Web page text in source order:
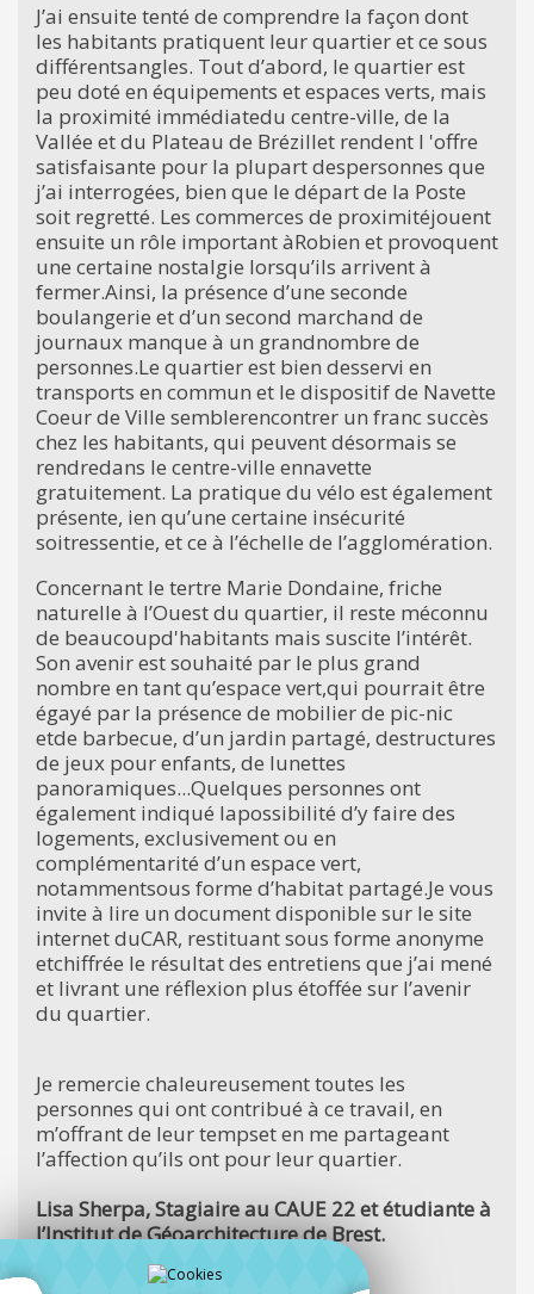
J’ai ensuite tenté de comprendre la façon dont
les habitants pratiquent leur quartier et ce sous
différentsangles. Tout d’abord, le quartier est
peu doté en équipements et espaces verts, mais
la proximité immédiatedu centre-ville, de la
Vallée et du Plateau de Brézillet rendent l 'offre
satisfaisante pour la plupart despersonnes que
j’ai interrogées, bien que le départ de la Poste
soit regretté. Les commerces de proximitéjouent
ensuite un rôle important àRobien et provoquent
une certaine nostalgie lorsqu’ils arrivent à
fermer.Ainsi, la présence d’une seconde
boulangerie et d’un second marchand de
journaux manque à un grandnombre de
personnes.Le quartier est bien desservi en
transports en commun et le dispositif de Navette
Coeur de Ville semblerencontrer un franc succès
chez les habitants, qui peuvent désormais se
rendredans le centre-ville ennavette
gratuitement. La pratique du vélo est également
présente, ien qu’une certaine insécurité
soitressentie, et ce à l’échelle de l’agglomération.
Concernant le tertre Marie Dondaine, friche
naturelle à l’Ouest du quartier, il reste méconnu
de beaucoupd'habitants mais suscite l’intérêt.
Son avenir est souhaité par le plus grand
nombre en tant qu’espace vert,qui pourrait être
égayé par la présence de mobilier de pic-nic
etde barbecue, d’un jardin partagé, destructures
de jeux pour enfants, de lunettes
panoramiques...Quelques personnes ont
également indiqué lapossibilité d’y faire des
logements, exclusivement ou en
complémentarité d’un espace vert,
notammentsous forme d’habitat partagé.Je vous
invite à lire un document disponible sur le site
internet duCAR, restituant sous forme anonyme
etchiffrée le résultat des entretiens que j’ai mené
et livrant une réflexion plus étoffée sur l’avenir
du quartier.
Je remercie chaleureusement toutes les
personnes qui ont contribué à ce travail, en
m’offrant de leur tempset en me partageant
l’affection qu’ils ont pour leur quartier.
Lisa Sherpa, Stagiaire au CAUE 22 et étudiante à
l’Institut de Géoarchitecture de Brest.